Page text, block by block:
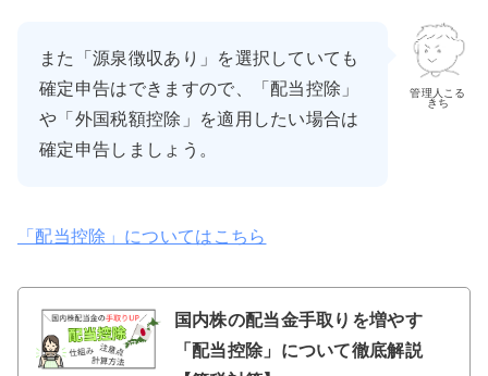
管理人こる
きち
また「源泉徴収あり」を選択していても
確定申告はできますので、「配当控除」
や「外国税額控除」を適用したい場合は
確定申告しましょう。
「配当控除」についてはこちら
国内株の配当金手取りを増やす
「配当控除」について徹底解説